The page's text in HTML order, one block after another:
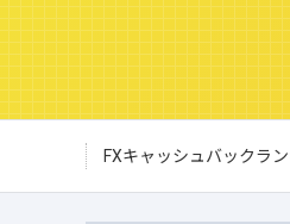
FXキャッシュバックラ